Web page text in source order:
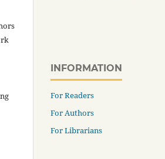
INFORMATION
For Readers
For Authors
For Librarians